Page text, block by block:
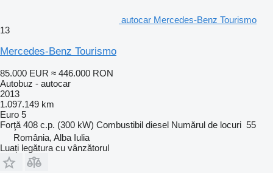
autocar Mercedes-Benz Tourismo
13
Mercedes-Benz Tourismo
85.000 EUR ≈ 446.000 RON
Autobuz - autocar
2013
1.097.149 km
Euro 5
Forţă 408 c.p. (300 kW) Combustibil diesel Numărul de locuri 55
România, Alba Iulia
Luați legătura cu vânzătorul